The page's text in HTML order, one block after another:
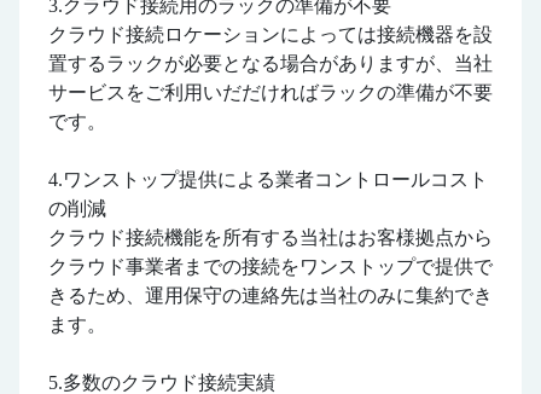
3.クラウド接続用のラックの準備が不要
クラウド接続ロケーションによっては接続機器を設
置するラックが必要となる場合がありますが、当社
サービスをご利用いだだければラックの準備が不要
です。
4.ワンストップ提供による業者コントロールコスト
の削減
クラウド接続機能を所有する当社はお客様拠点から
クラウド事業者までの接続をワンストップで提供で
きるため、運用保守の連絡先は当社のみに集約でき
ます。
5.多数のクラウド接続実績